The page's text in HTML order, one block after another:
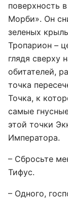
поверхность
Морби». Он
зеленых
Тропарион –
глядя сверху
обитателей,
точка
Точка, к
самые
этой точки
Императора.
– Сбросьте
Тифус.
– Одного,